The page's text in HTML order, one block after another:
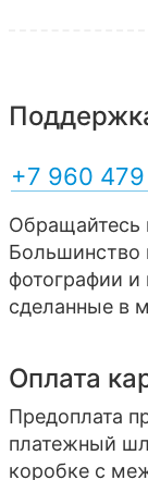
+7 960
Обращайтесь
Большинство
фотографии и
сделанные в
Оплата
Предоплата
платежный
коробке с